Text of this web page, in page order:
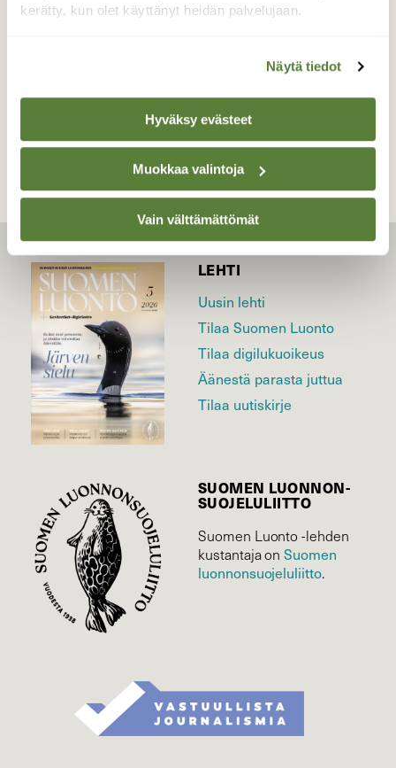
kerätty, kun olet käyttänyt heidän palvelujaan.
Näytä tiedot
Hyväksy evästeet
Muokkaa valintoja
Vain välttämättömät
TAKAISIN LISTAAN
LEHTI
Uusin lehti
Tilaa Suomen Luonto
Tilaa digilukuoikeus
Äänestä parasta juttua
Tilaa uutiskirje
SUOMEN LUONNON­
SUOJELU­LIITTO
Suomen Luonto -lehden
kustantaja onSuomen
luonnonsuojelu­liitto.